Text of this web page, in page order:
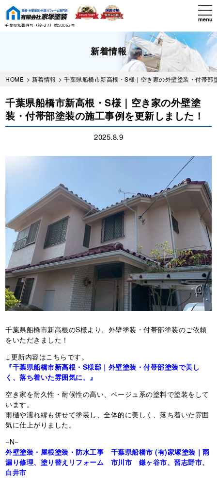
Skip
main
menu
千葉県知事許可（般-27）第50062号
新着情報
HOME > 新着情報 > 千葉県船橋市新高根・S様｜空き家の外壁塗装・付帯部
千葉県船橋市新高根・S様｜空き家の外壁塗
装・付帯部塗装の施工事例を更新しました！
2025.8.9
千葉県船橋市新高根のS様より、外壁塗装・付帯部塗装のご依頼
をいただきました！
↓更新内容はこちらです。
『千葉県船橋市新高根・S様邸｜外壁塗装・付帯部塗装で美し
く、落ち着いた雰囲気に。』
空き家を耐久性・耐候性の高い、ベージュ系の塗料で塗装をして
います。
雨樋や濡れ縁も併せて塗装し、全体的に美しく、落ち着いた雰囲
気に仕上がりました。
−N−
外壁塗装・屋根塗装・防水工事 千葉県船橋市 (有)家塚塗装｜雨
漏り修理、塗り替えリフォーム 市川市 鎌ヶ谷市、習志野市、
白井市